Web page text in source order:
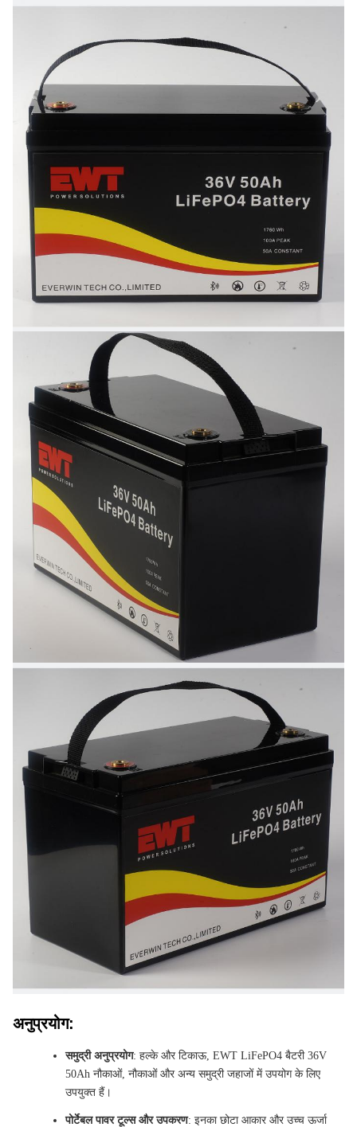
अनुप्रयोग:
समुद्री अनुप्रयोग: हल्के और टिकाऊ, EWT LiFePO4 बैटरी 36V
50Ah नौकाओं, नौकाओं और अन्य समुद्री जहाजों में उपयोग के लिए
उपयुक्त हैं।
पोर्टेबल पावर टूल्स और उपकरण: इनका छोटा आकार और उच्च ऊर्जा